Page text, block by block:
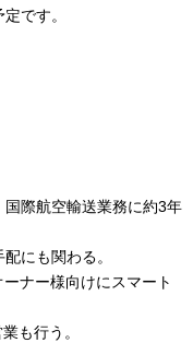
です。
際航空輸送業務に約3年
にも関わる。
ナー様向けにスマート
も行う。